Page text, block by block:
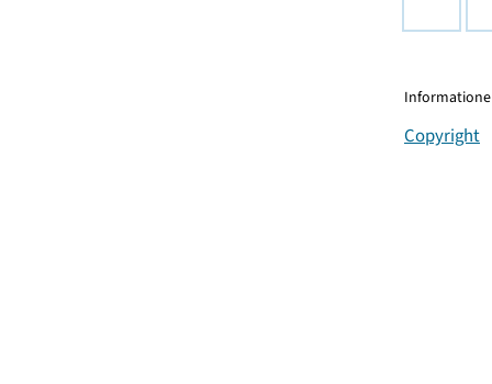
Copyright